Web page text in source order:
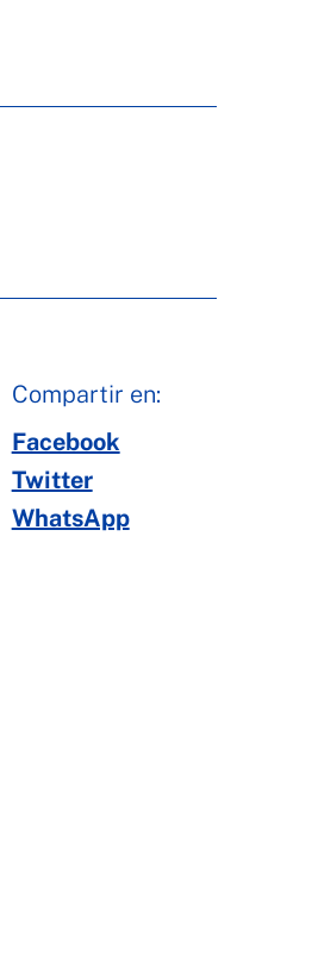
Compartir en:
Facebook
Twitter
WhatsApp